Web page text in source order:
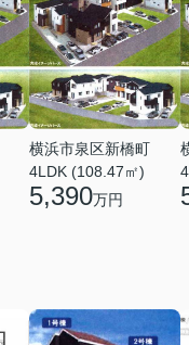
横浜市泉区新橋町
4LDK (108.47㎡)
5,390万円